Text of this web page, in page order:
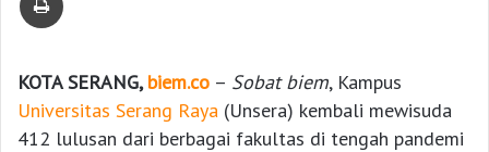
KOTA SERANG, biem.co – Sobat biem, Kampus
Universitas Serang Raya (Unsera) kembali mewisuda
412 lulusan dari berbagai fakultas di tengah pandemi